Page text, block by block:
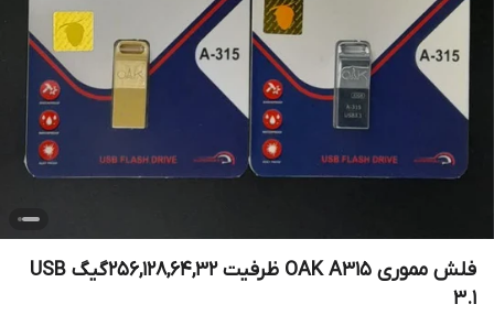
فلش مموری OAK A315 ظرفیت 256,128,64,32گیگ USB
3.1